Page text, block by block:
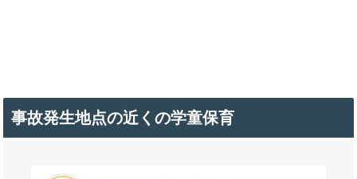
事故発生地点の近くの学童保育